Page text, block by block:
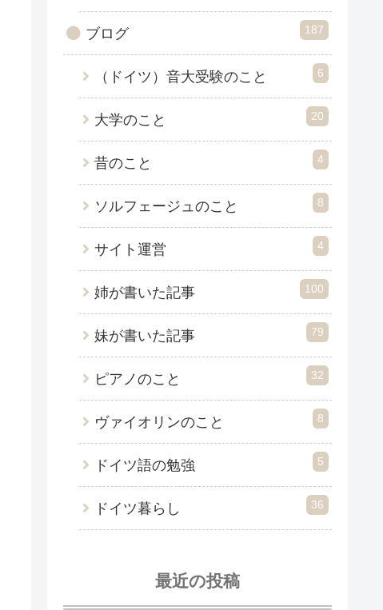
ブログ 187
（ドイツ）音大受験のこと 6
大学のこと 20
昔のこと 4
ソルフェージュのこと 8
サイト運営 4
姉が書いた記事 100
妹が書いた記事 79
ピアノのこと 32
ヴァイオリンのこと 8
ドイツ語の勉強 5
ドイツ暮らし 36
最近の投稿